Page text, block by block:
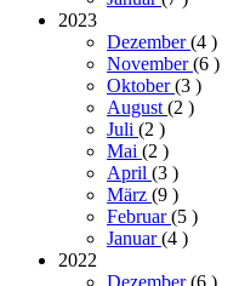
2023
Dezember(4 )
November(6 )
Oktober(3 )
August(2 )
Juli (2 )
Mai (2 )
April (3 )
März (9 )
Februar(5 )
Januar(4 )
2022